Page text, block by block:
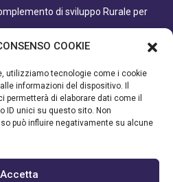
COOKIE
utilizziamo tecnologie come i cookie
informazioni del dispositivo. Il
di elaborare dati come il
ID unici su questo sito. Non
può influire negativamente su alcune
Accetta
di sviluppo Rurale per
GAL Patavino
Regione del Veneto –
e Irrigazione.
di Sviluppo Rurale per il
GAL Patavino.